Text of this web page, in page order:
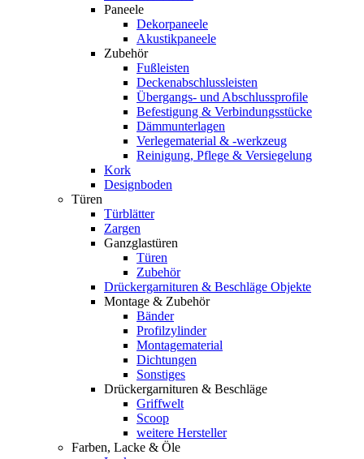
Paneele
Dekorpaneele
Akustikpaneele
Zubehör
Fußleisten
Deckenabschlussleisten
Übergangs- und Abschlussprofile
Befestigung & Verbindungsstücke
Dämmunterlagen
Verlegematerial & -werkzeug
Reinigung, Pflege & Versiegelung
Kork
Designboden
Türen
Türblätter
Zargen
Ganzglastüren
Türen
Zubehör
Drückergarnituren & Beschläge Objekte
Montage & Zubehör
Bänder
Profilzylinder
Montagematerial
Dichtungen
Sonstiges
Drückergarnituren & Beschläge
Griffwelt
Scoop
weitere Hersteller
Farben, Lacke & Öle